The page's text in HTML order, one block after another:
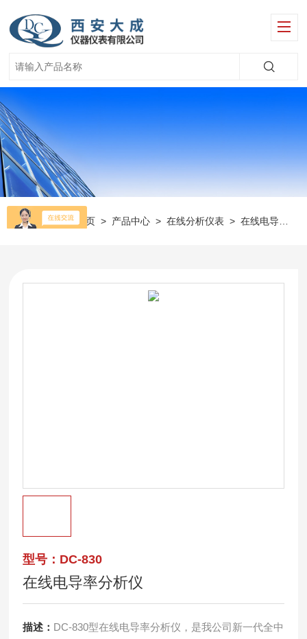
当前位置： 首页 > 产品中心 >在线分析仪表 >在线电导率分析仪
型号：DC-830
在线电导率分析仪
描述： DC-830型在线电导率分析仪，是我公司新一代全中